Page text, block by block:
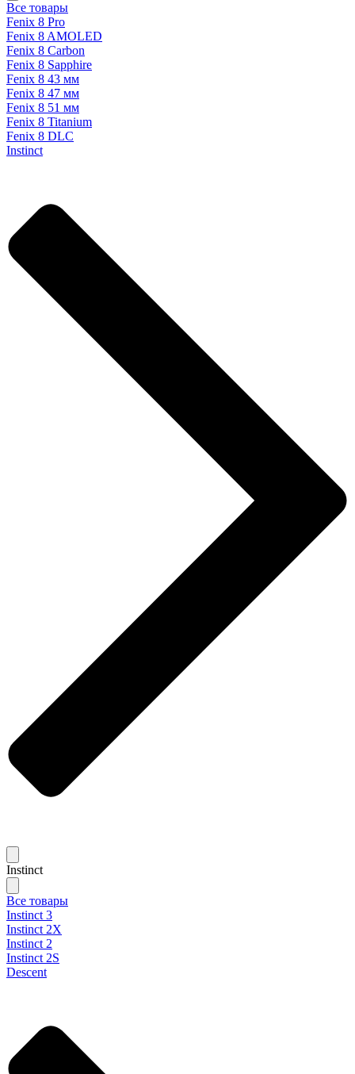
Все товары
Fenix 8 Pro
Fenix 8 AMOLED
Fenix 8 Carbon
Fenix 8 Sapphire
Fenix 8 43 мм
Fenix 8 47 мм
Fenix 8 51 мм
Fenix 8 Titanium
Fenix 8 DLC
Instinct
Instinct
Все товары
Instinct 3
Instinct 2X
Instinct 2
Instinct 2S
Descent